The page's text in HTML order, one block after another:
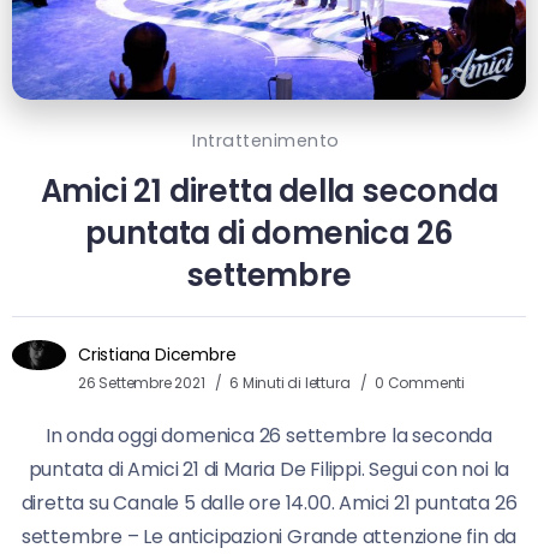
Intrattenimento
Amici 21 diretta della seconda
puntata di domenica 26
settembre
Cristiana Dicembre
26 Settembre 2021 6 Minuti di lettura 0 Commenti
In onda oggi domenica 26 settembre la seconda
puntata di Amici 21 di Maria De Filippi. Segui con noi la
diretta su Canale 5 dalle ore 14.00. Amici 21 puntata 26
settembre – Le anticipazioni Grande attenzione fin da